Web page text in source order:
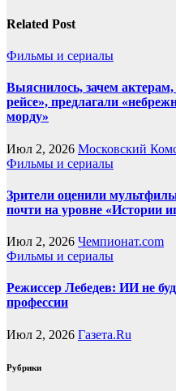
Related Post
Фильмы и сериалы
Выяснилось, зачем
рейсе», предлагали
морду»
Июл 2, 2026 Московский
Фильмы и сериалы
Зрители оценили
почти на уровне «Истории
Июл 2, 2026 Чемпионат.com
Фильмы и сериалы
Режиссер Лебедев: ИИ не
профессии
Июл 2, 2026 Газета.Ru
Рубрики